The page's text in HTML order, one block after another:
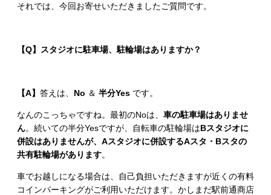
それでは、今回お寄せいただきましたご質問です。
【Q】スタジオに駐車場、駐輪場はありますか？
【A】 答えは、 No ＆ 半分Yes です。
なんのこっちゃですね。最初のNoは、 車の駐車場はありませ
ん。続いての半分Yesですが、自転車の駐輪場はBスタジオに
併設はありませんが、Aスタジオに併設するAスタ・Bスタの
共有駐輪場があります。
車でお越しになる場合は、自己負担いただきますが近くの有料
コインパーキングがご利用いただけます。かしまだ駅前通商店